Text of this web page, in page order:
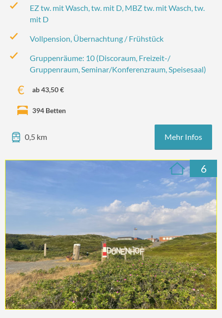
EZ tw. mit Wasch, tw. mit D, MBZ tw. mit Wasch, tw.
mit D
Vollpension, Übernachtung / Frühstück
Gruppenräume: 10 (Discoraum, Freizeit-/‌
Gruppenraum, Seminar/‌Konferenzraum, Speisesaal)
ab 43,50 €
394 Betten
0,5 km Mehr Infos
6